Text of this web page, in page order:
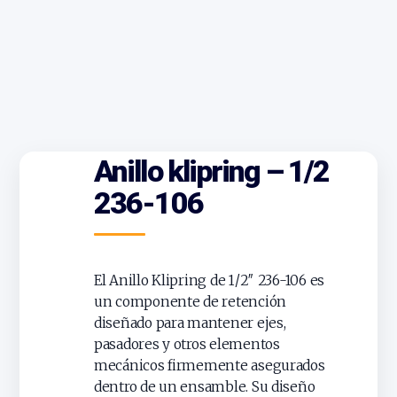
Anillo klipring – 1/2
236-106
El Anillo Klipring de 1/2″ 236-106 es
un componente de retención
diseñado para mantener ejes,
pasadores y otros elementos
mecánicos firmemente asegurados
dentro de un ensamble. Su diseño